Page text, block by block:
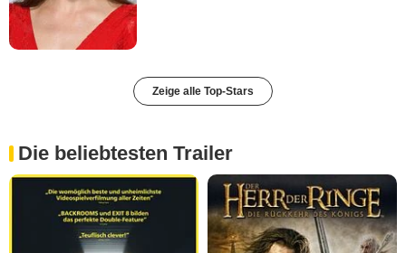
Zeige alle Top-Stars
Die beliebtesten Trailer